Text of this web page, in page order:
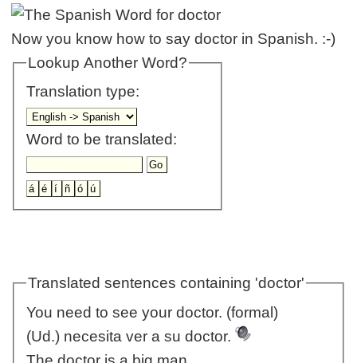
Now you know how to say doctor in Spanish. :-)
Lookup Another Word?
Translation type:
Word to be translated:
Translated sentences containing 'doctor'
You need to see your doctor. (formal)
(Ud.) necesita ver a su doctor.